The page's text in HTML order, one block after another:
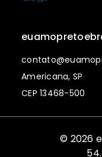
Americana, SP
CEP 13468-500
© 2026